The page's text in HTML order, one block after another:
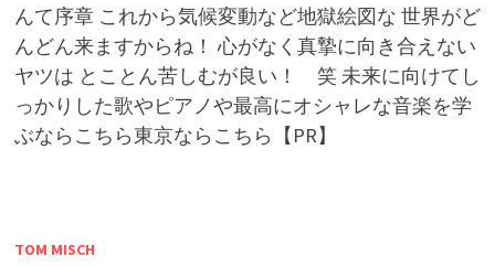
んて序章 これから気候変動など地獄絵図な 世界がど
んどん来ますからね！ 心がなく真摯に向き合えない
ヤツは とことん苦しむが良い！ 笑 未来に向けてし
っかりした歌やピアノや最高にオシャレな音楽を学
ぶならこちら東京ならこちら【PR】
TOM MISCH